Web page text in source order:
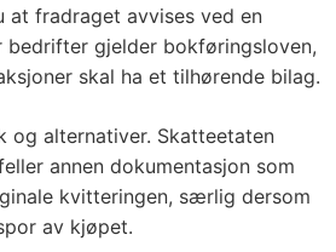
at fradraget avvises ved en
bedrifter gjelder bokføringsloven,
skal ha et tilhørende bilag.
og alternativer. Skatteetaten
annen dokumentasjon som
kvitteringen, særlig dersom
av kjøpet.